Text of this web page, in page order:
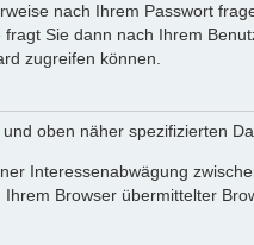
nach Ihrem Passwort
Sie dann nach Ihrem
zugreifen können.
oben näher spezifizierten
Interessenabwägung
Browser übermittelter